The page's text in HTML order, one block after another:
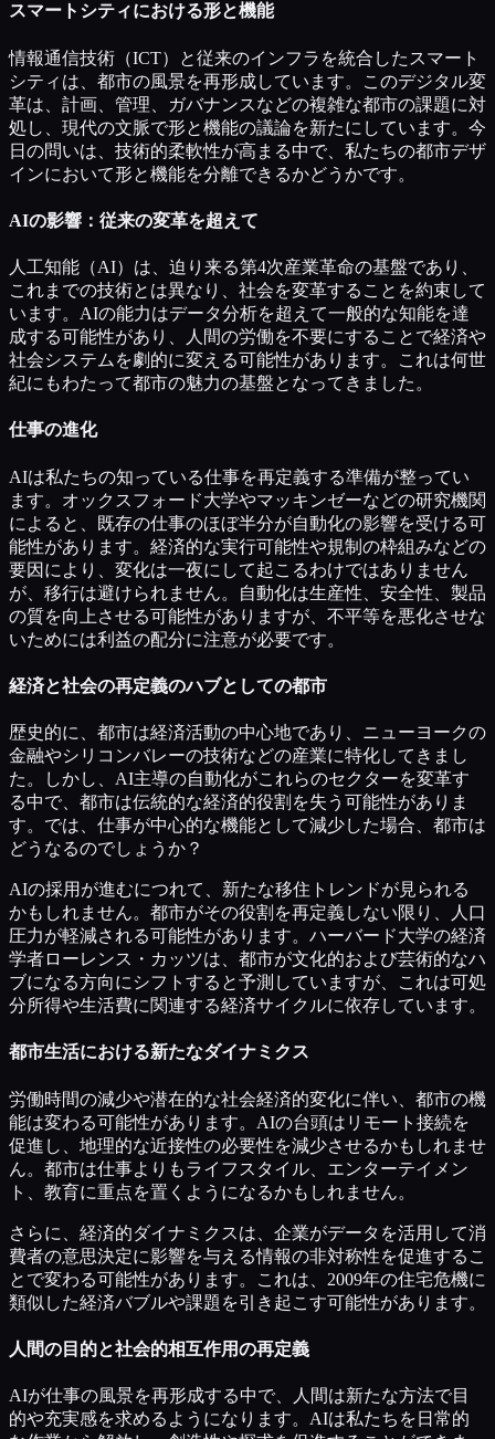
スマートシティにおける形と機能
情報通信技術（ICT）と従来のインフラを統合したスマート
シティは、都市の風景を再形成しています。このデジタル変
革は、計画、管理、ガバナンスなどの複雑な都市の課題に対
処し、現代の文脈で形と機能の議論を新たにしています。今
日の問いは、技術的柔軟性が高まる中で、私たちの都市デザ
インにおいて形と機能を分離できるかどうかです。
AIの影響：従来の変革を超えて
人工知能（AI）は、迫り来る第4次産業革命の基盤であり、
これまでの技術とは異なり、社会を変革することを約束して
います。AIの能力はデータ分析を超えて一般的な知能を達
成する可能性があり、人間の労働を不要にすることで経済や
社会システムを劇的に変える可能性があります。これは何世
紀にもわたって都市の魅力の基盤となってきました。
仕事の進化
AIは私たちの知っている仕事を再定義する準備が整ってい
ます。オックスフォード大学やマッキンゼーなどの研究機関
によると、既存の仕事のほぼ半分が自動化の影響を受ける可
能性があります。経済的な実行可能性や規制の枠組みなどの
要因により、変化は一夜にして起こるわけではありません
が、移行は避けられません。自動化は生産性、安全性、製品
の質を向上させる可能性がありますが、不平等を悪化させな
いためには利益の配分に注意が必要です。
経済と社会の再定義のハブとしての都市
歴史的に、都市は経済活動の中心地であり、ニューヨークの
金融やシリコンバレーの技術などの産業に特化してきまし
た。しかし、AI主導の自動化がこれらのセクターを変革す
る中で、都市は伝統的な経済的役割を失う可能性がありま
す。では、仕事が中心的な機能として減少した場合、都市は
どうなるのでしょうか？
AIの採用が進むにつれて、新たな移住トレンドが見られる
かもしれません。都市がその役割を再定義しない限り、人口
圧力が軽減される可能性があります。ハーバード大学の経済
学者ローレンス・カッツは、都市が文化的および芸術的なハ
ブになる方向にシフトすると予測していますが、これは可処
分所得や生活費に関連する経済サイクルに依存しています。
都市生活における新たなダイナミクス
労働時間の減少や潜在的な社会経済的変化に伴い、都市の機
能は変わる可能性があります。AIの台頭はリモート接続を
促進し、地理的な近接性の必要性を減少させるかもしれませ
ん。都市は仕事よりもライフスタイル、エンターテイメン
ト、教育に重点を置くようになるかもしれません。
さらに、経済的ダイナミクスは、企業がデータを活用して消
費者の意思決定に影響を与える情報の非対称性を促進するこ
とで変わる可能性があります。これは、2009年の住宅危機に
類似した経済バブルや課題を引き起こす可能性があります。
人間の目的と社会的相互作用の再定義
AIが仕事の風景を再形成する中で、人間は新たな方法で目
的や充実感を求めるようになります。AIは私たちを日常的